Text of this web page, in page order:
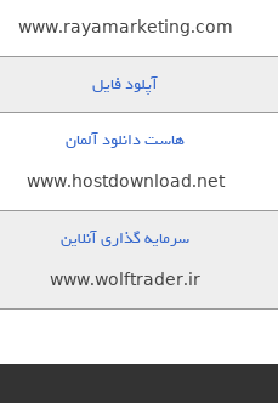
www.rayamarketing.com
آپلود فایل
هاست دانلود آلمان
www.hostdownload.net
سرمایه گذاری آنلاین
www.wolftrader.ir